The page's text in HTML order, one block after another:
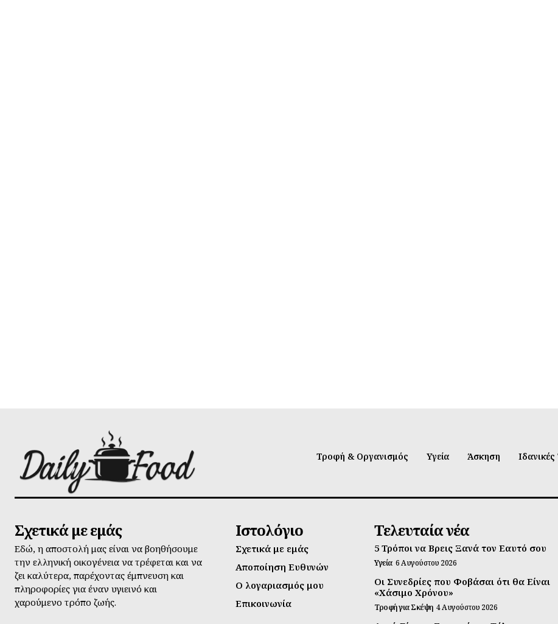
Τροφή & Οργανισμός Υγεία Άσκηση
Σχετικά με εμάς
Εδώ, η αποστολή μας είναι να βοηθήσουμε
την ελληνική οικογένεια να τρέφεται και να
ζει καλύτερα, παρέχοντας έμπνευση και
πληροφορίες για έναν υγιεινό και
χαρούμενο τρόπο ζωής.
Ιστολόγιο
Σχετικά με εμάς
Αποποίηση Ευθυνών
Ο λογαριασμός μου
Επικοινωνία
Τελευταία νέα
5 Τρόποι να Βρεις Ξανά τον Εαυτό σου
Υγεία 6 Αυγούστου 2026
Οι Συνεδρίες που Φοβάσαι ότι θα Είναι
«Χάσιμο Χρόνου»
Τροφή για Σκέψη 4 Αυγούστου 2026